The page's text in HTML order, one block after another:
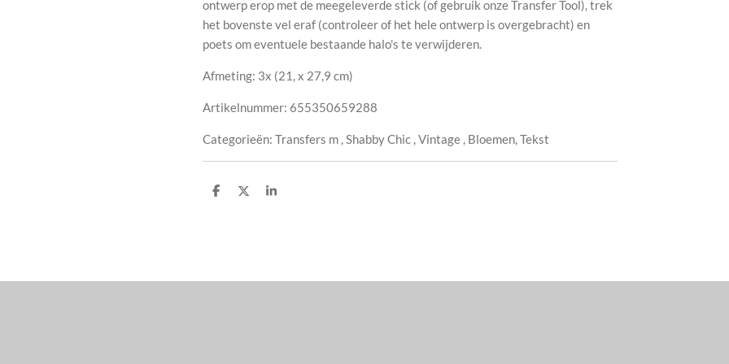
ontwerp erop met de meegeleverde stick (of gebruik onze Transfer Tool), trek
het bovenste vel eraf (controleer of het hele ontwerp is overgebracht) en
poets om eventuele bestaande halo's te verwijderen.
Afmeting: 3x (21, x 27,9 cm)
Artikelnummer: 655350659288
Categorieën: Transfers m Shabby Chic Vintage , Bloemen, Tekst
D
D
S